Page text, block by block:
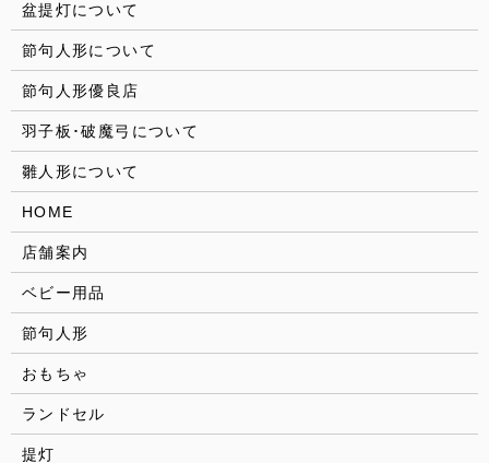
盆提灯について
節句人形について
節句人形優良店
羽子板･破魔弓について
雛人形について
HOME
店舗案内
ベビー用品
節句人形
おもちゃ
ランドセル
提灯